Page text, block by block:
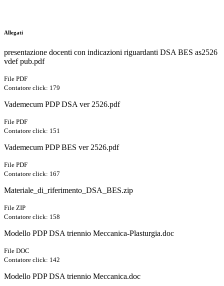
Allegati
presentazione docenti con indicazioni riguardanti DSA BES as2526
vdef pub.pdf
File PDF
Contatore click: 179
Vademecum PDP DSA ver 2526.pdf
File PDF
Contatore click: 151
Vademecum PDP BES ver 2526.pdf
File PDF
Contatore click: 167
Materiale_di_riferimento_DSA_BES.zip
File ZIP
Contatore click: 158
Modello PDP DSA triennio Meccanica-Plasturgia.doc
File DOC
Contatore click: 142
Modello PDP DSA triennio Meccanica.doc